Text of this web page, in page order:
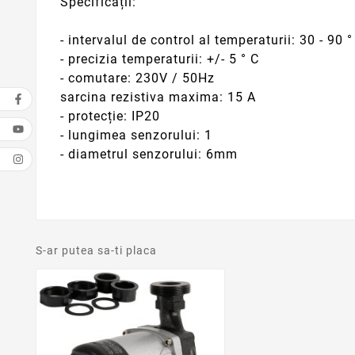
- intervalul de control al temperaturii: 30 - 90 °
- precizia temperaturii: +/- 5 ° C
- comutare: 230V / 50Hz
sarcina rezistiva maxima: 15 A
- protecție: IP20
- lungimea senzorului: 1
- diametrul senzorului: 6mm
S-ar putea sa-ti placa